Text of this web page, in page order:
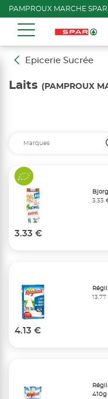
PAMPROUX MARCHE SPAR
Epicerie Sucrée
Laits (PAMPROUX
3,33
3.33 €
4.13 €
410g